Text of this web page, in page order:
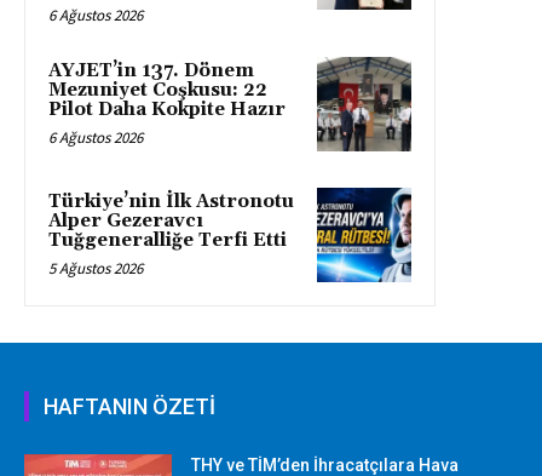
6 Ağustos 2026
AYJET’in 137. Dönem
Mezuniyet Coşkusu: 22
Pilot Daha Kokpite Hazır
6 Ağustos 2026
Türkiye’nin İlk Astronotu
Alper Gezeravcı
Tuğgeneralliğe Terfi Etti
5 Ağustos 2026
HAFTANIN ÖZETİ
THY ve TİM’den İhracatçılara Hava